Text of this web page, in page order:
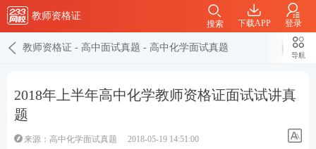
教师资格证
下载APP 登录
搜索
教师资格证 - 高中面试真题 - 高中化学面试真题
导航
2018年上半年高中化学教师资格证面试试讲真
题
来源： 高中化学面试真题 2018-05-19 14:51:00